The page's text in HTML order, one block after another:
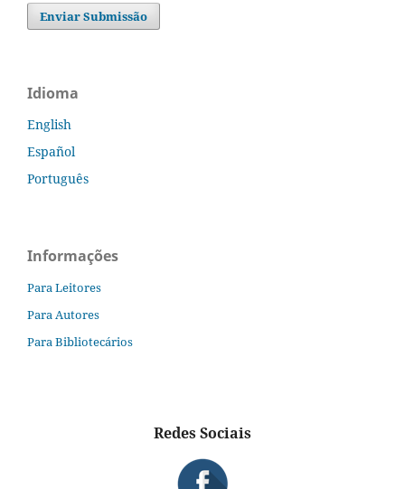
Enviar Submissão
Idioma
English
Español
Português
Informações
Para Leitores
Para Autores
Para Bibliotecários
Redes Sociais